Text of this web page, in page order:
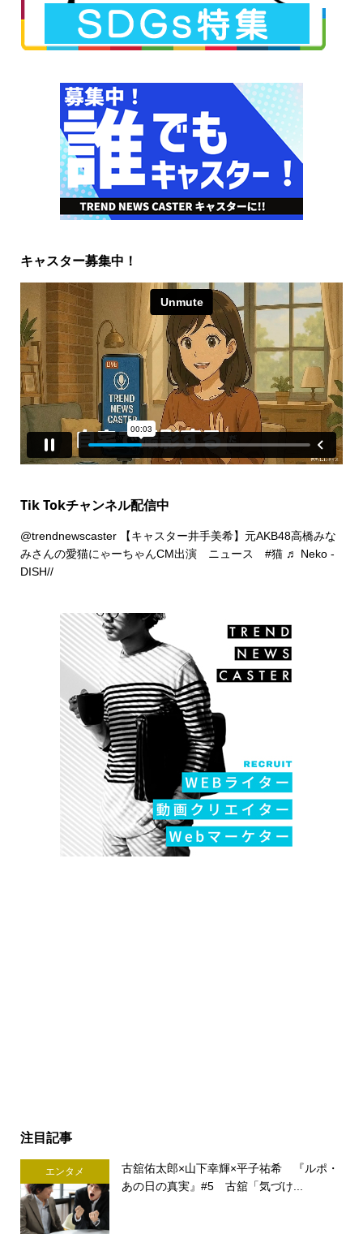
キャスター募集中！
Tik Tokチャンネル配信中
@trendnewscaster【キャスター井手美希】元AKB48高橋みな
みさんの愛猫にゃーちゃんCM出演 ニュース #猫 ♬ Neko -
DISH//
注目記事
エンタメ
古舘佑太郎×山下幸輝×平子祐希 『ルポ・
あの日の真実』#5 古舘「気づけ...